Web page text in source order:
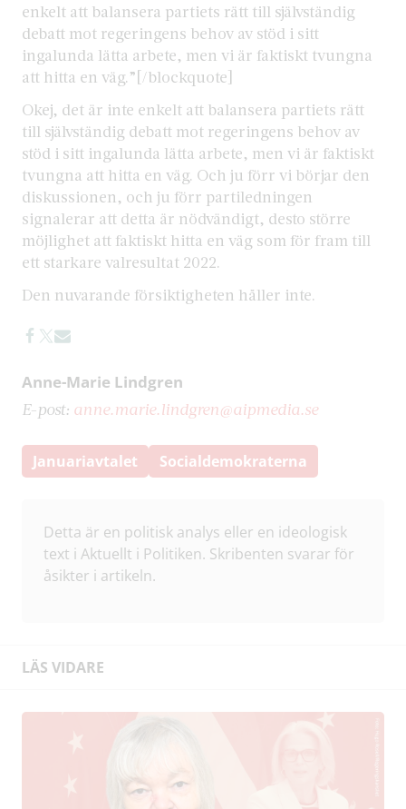
enkelt att balansera partiets rätt till självständig
debatt mot regeringens behov av stöd i sitt
ingalunda lätta arbete, men vi är faktiskt tvungna
att hitta en väg.”[/blockquote]
Okej, det är inte enkelt att balansera partiets rätt
till självständig debatt mot regeringens behov av
stöd i sitt ingalunda lätta arbete, men vi är faktiskt
tvungna att hitta en väg. Och ju förr vi börjar den
diskussionen, och ju förr partiledningen
signalerar att detta är nödvändigt, desto större
möjlighet att faktiskt hitta en väg som för fram till
ett starkare valresultat 2022.
Den nuvarande försiktigheten håller inte.
Anne-Marie Lindgren
E-post: anne.marie.lindgren@aipmedia.se
Januariavtalet Socialdemokraterna
Detta är en politisk analys eller en ideologisk
text i Aktuellt i Politiken. Skribenten svarar för
åsikter i artikeln.
LÄS VIDARE